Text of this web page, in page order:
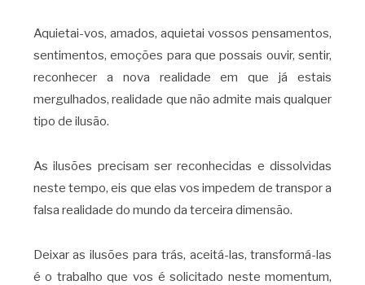
Aquietai-vos, amados, aquietai vossos pensamentos,
sentimentos, emoções para que possais ouvir, sentir,
reconhecer a nova realidade em que já estais
mergulhados, realidade que não admite mais qualquer
tipo de ilusão.
As ilusões precisam ser reconhecidas e dissolvidas
neste tempo, eis que elas vos impedem de transpor a
falsa realidade do mundo da terceira dimensão.
Deixar as ilusões para trás, aceitá-las, transformá-las
é o trabalho que vos é solicitado neste momentum,